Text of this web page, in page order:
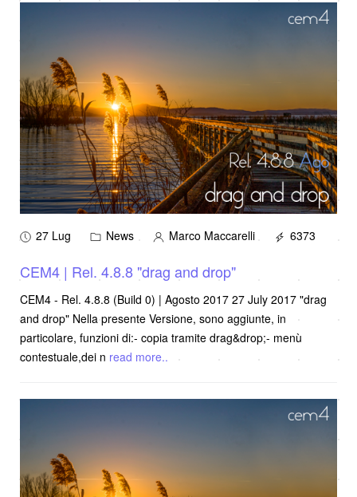
27 Lug News Marco Maccarelli 6373
CEM4 | Rel. 4.8.8 "drag and drop"
CEM4 - Rel. 4.8.8 (Build 0) | Agosto 2017 27 July 2017 "drag
and drop" Nella presente Versione, sono aggiunte, in
particolare, funzioni di:- copia tramite drag&drop;- menù
contestuale,dei n read more..